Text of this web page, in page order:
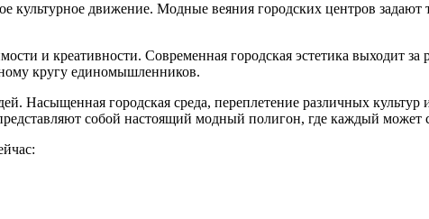
культурное движение. Модные веяния городских центров задают
и креативности. Современная городская эстетика выходит
кругу единомышленников.
Насыщенная городская среда, переплетение различных культур
собой настоящий модный полигон, где каждый может